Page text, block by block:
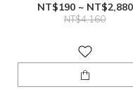
NT$190 ~ NT$2,880
NT$4,160